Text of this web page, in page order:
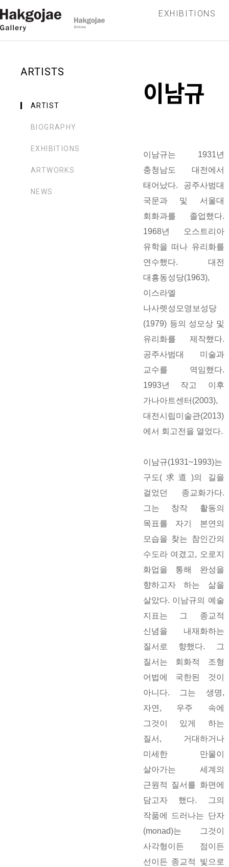
EXHIBITIONS
ARTISTS
ARTIST
BIOGRAPHY
EXHIBITIONS
ARTWORKS
NEWS
이남규
이남규는 1931년
충청남도 대전에서
태어났다. 공주사범대
국문과 및 서울대
회화과를 졸업했다.
1968년 오스트리아
유학을 떠나 유리화를
연수했다. 대전
대흥동성당(1963),
이스라엘
나사렛성모영보성당
(1979) 등의 성모상 및
유리화를 제작했다.
공주사범대 미술과
교수를 역임했다.
1993년 작고 이후
가나아트센터(2003),
대전시립미술관(2013)
에서 회고전을 열었다.
이남규(1931~1993)는
구도(求道)의 길을
걸었던 종교화가다.
그는 창작 활동의
목표를 자기 본연의
모습을 찾는 참인간의
수도라 여겼고, 오로지
화업을 통해 완성을
향하고자 하는 삶을
살았다. 이남규의 예술
지표는 그 종교적
신념을 내재화하는
질서로 향했다. 그
질서는 회화적 조형
어법에 국한된 것이
아니다. 그는 생명,
자연, 우주 속에
그것이 있게 하는
질서, 거대하거나
미세한 만물이
살아가는 세계의
근원적 질서를 화면에
담고자 했다. 그의
작품에 드러나는 단자
(monad)는 그것이
사각형이든 점이든
선이든 종교적 빛으로